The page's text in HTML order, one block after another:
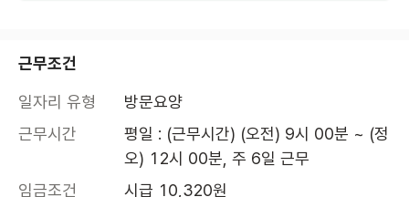
근무조건
일자리 유형
방문요양
근무시간
평일 : (근무시간) (오전) 9시 00분 ~ (정
오) 12시 00분, 주 6일 근무
임금조건
시급 10,320원